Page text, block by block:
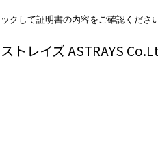
トレイズ ASTRAYS